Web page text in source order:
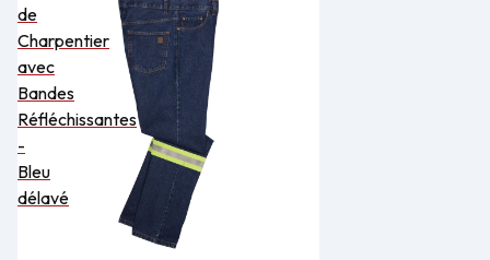
de
Charpentier
avec
Bandes
Réfléchissantes
-
Bleu
délavé